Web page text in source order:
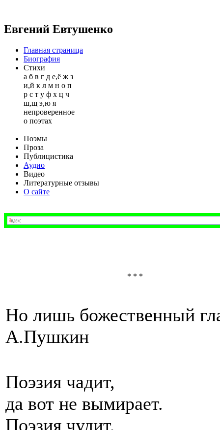
Евгений Евтушенко
Главная страница
Биография
Стихи
а б в г д е,ё ж з
и,й к л м н о п
р с т у ф х ц ч
ш,щ э,ю я
непроверенное
о поэтах
Поэмы
Проза
Публицистика
Аудио
Видео
Литературные отзывы
О сайте
* * *
Но лишь божественный
А.Пушкин
Поэзия чадит,
да вот не вымирает.
Поэзия чудит,